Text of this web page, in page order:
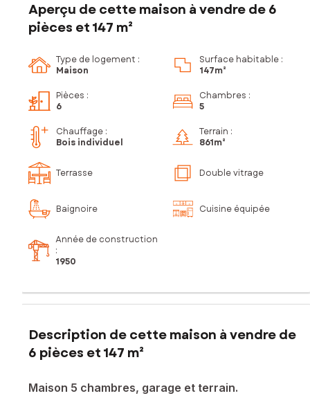
Aperçu de cette maison à vendre de 6
pièces et 147 m²
Type de logement :
Maison
Surface habitable :
147m²
Pièces :
6
Chambres :
5
Chauffage :
Bois individuel
Terrain :
861m²
Terrasse Double vitrage
Baignoire Cuisine équipée
Année de construction
:
1950
Description de cette maison à vendre de
6 pièces et 147 m²
Maison 5 chambres, garage et terrain.